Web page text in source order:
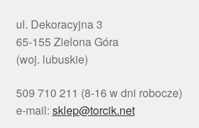
ul. Dekoracyjna 3
65-155 Zielona Góra
(woj. lubuskie)
509 710 211 (8-16 w dni robocze)
e-mail: sklep@torcik.net